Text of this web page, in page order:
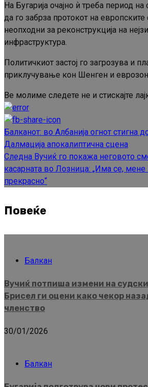
На Бугарија очајно ѝ треба период
да го забрза протокот на европските
неопходни за реконструкција на
инфраструктура.
Политичкиот застој го загрозува и
приклучување кон Шенген и
Ве молиме следете не и стискајте
Continue
Reading
Балканот: во Албанија огнот стигна
Далмација апокалиптична сцена
Следна Вучиќ го покажа неговото
касарната во Лозница: „Има се,
прекрасно“
Повеќе
Балкан
Вучиќ потпиша измени на
Брисел ги оцени како чекор
членство
30/01/2026
Балкан